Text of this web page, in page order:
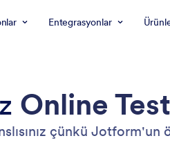
Entegrasyonlar
Online
çünkü Jotform'un